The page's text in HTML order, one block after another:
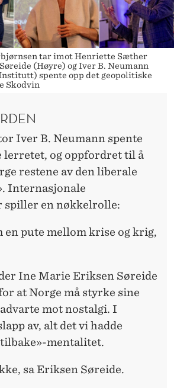
tar imot Henriette Sæther
(Høyre) og Iver B. Neumann
spente opp det geopolitiske
Skodvin
Iver B. Neumann spente
lerretet, og oppfordret til å
restene av den liberale
Internasjonale
spiller en nøkkelrolle:
en pute mellom krise og krig,
Ine Marie Eriksen Søreide
at Norge må styrke sine
mot nostalgi. I
av, alt det vi hadde
mentalitet.
sa Eriksen Søreide.